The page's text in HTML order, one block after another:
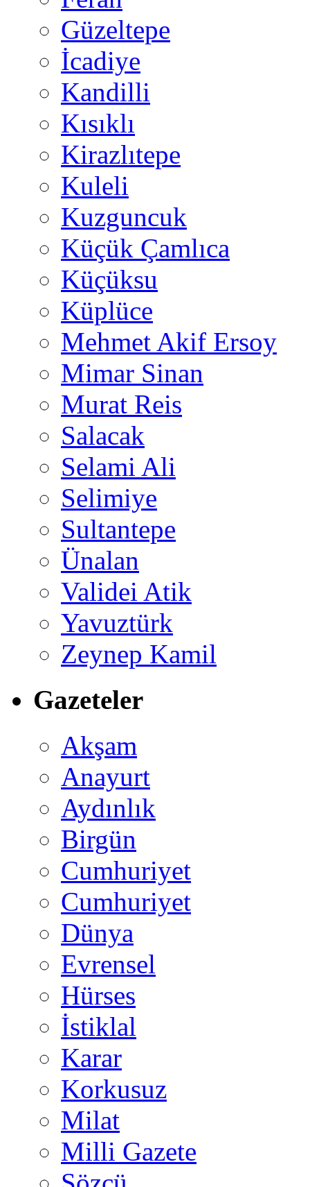
Güzeltepe
İcadiye
Kandilli
Kısıklı
Kirazlıtepe
Kuleli
Kuzguncuk
Küçük Çamlıca
Küçüksu
Küplüce
Mehmet Akif Ersoy
Mimar Sinan
Murat Reis
Salacak
Selami Ali
Selimiye
Sultantepe
Ünalan
Validei Atik
Yavuztürk
Zeynep Kamil
Gazeteler
Akşam
Anayurt
Aydınlık
Birgün
Cumhuriyet
Cumhuriyet
Dünya
Evrensel
Hürses
İstiklal
Karar
Korkusuz
Milat
Milli Gazete